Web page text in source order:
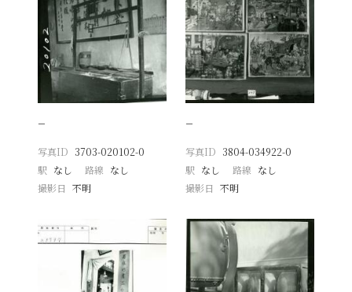
−
写真ID 3703-020102-0
駅 なし 路線 なし
撮影日
不明
−
写真ID 3804-034922-0
駅 なし 路線 なし
撮影日 不明